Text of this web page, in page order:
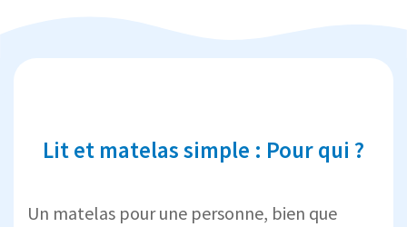
Lit et matelas simple : Pour qui ?
Un matelas pour une personne, bien que